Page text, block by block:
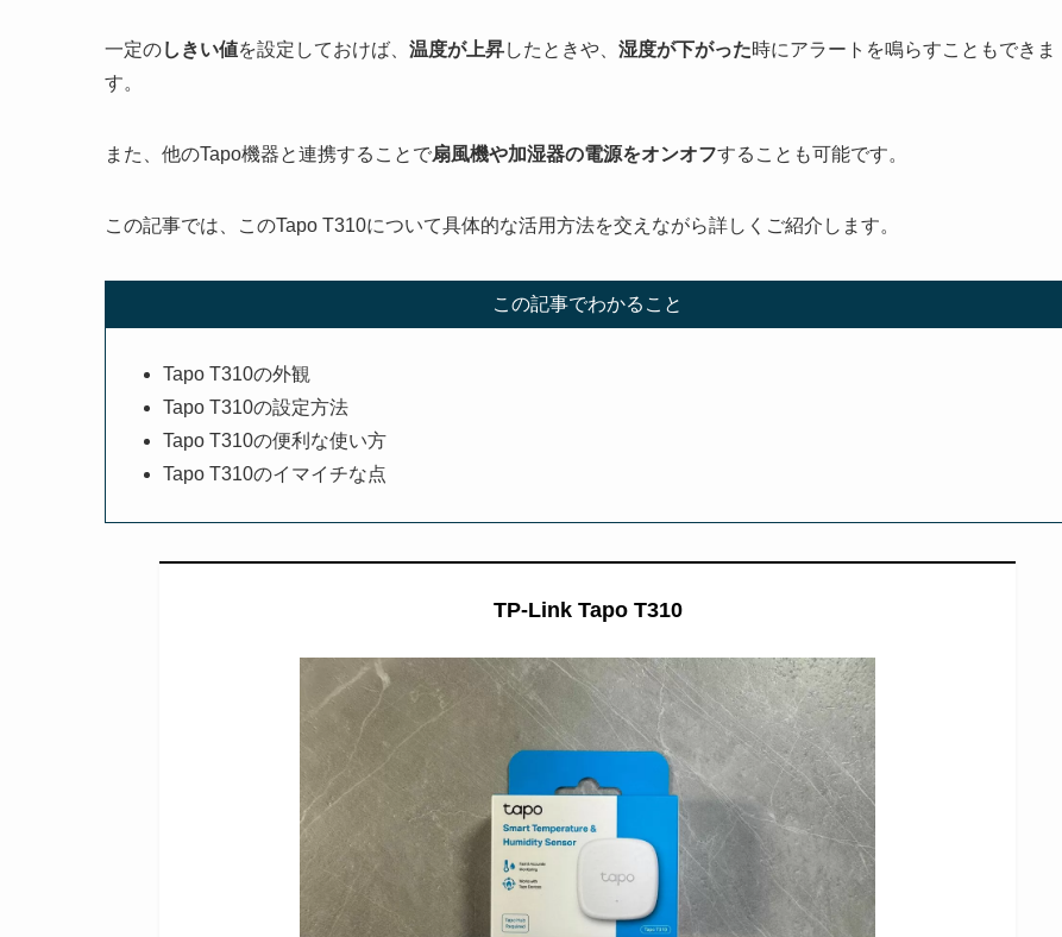
一定のしきい値を設定しておけば、 温度が上昇したときや、 湿度が下がった時にアラートを鳴らすこともできま
す。
また、他のTapo機器と連携することで扇風機や加湿器の電源をオンオフすることも可能です。
この記事では、このTapo T310について具体的な活用方法を交えながら詳しくご紹介します。
この記事でわかること
Tapo T310の外観
Tapo T310の設定方法
Tapo T310の便利な使い方
Tapo T310のイマイチな点
TP-Link Tapo T310